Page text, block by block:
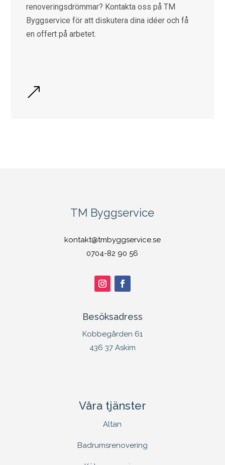
renoveringsdrömmar? Kontakta oss på TM
Byggservice för att diskutera dina idéer och få
en offert på arbetet.
&
TM Byggservice
kontakt@tmbyggservice.se
0704-82 90 56
Besöksadress
Kobbegården 61
436 37 Askim
Våra tjänster
Altan
Badrumsrenovering